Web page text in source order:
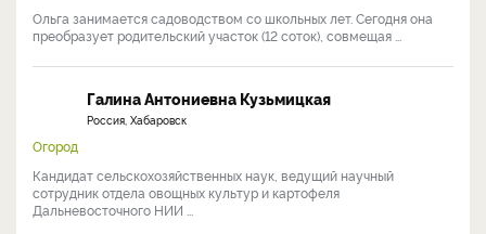
Ольга занимается садоводством со школьных лет. Сегодня она
преобразует родительский участок (12 соток), совмещая ...
Галина Антониевна Кузьмицкая
Россия, Хабаровск
Огород
Кандидат сельскохозяйственных наук, ведущий научный
сотрудник отдела овощных культур и картофеля
Дальневосточного НИИ ...